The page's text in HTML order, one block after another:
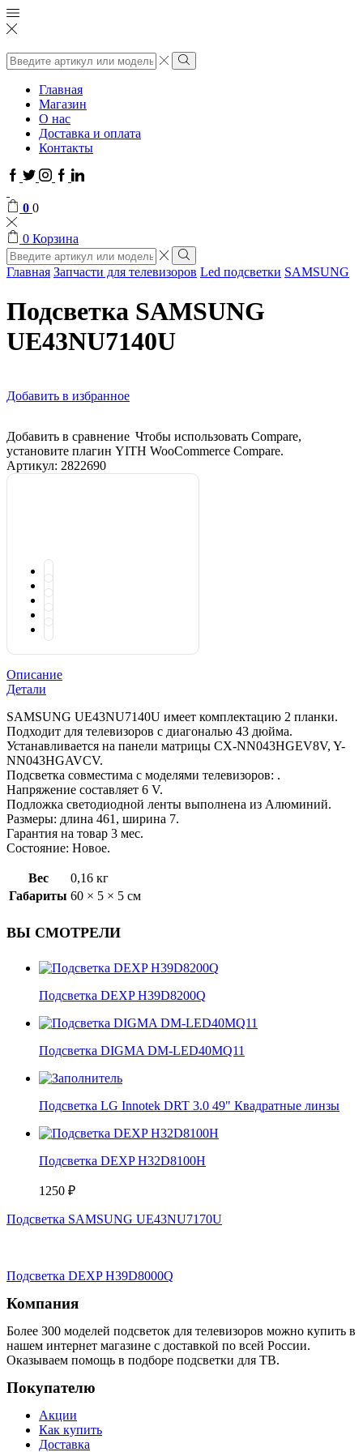
Поиск
ввода
Поиск
Главная
Магазин
О нас
Доставка и оплата
Контакты
Facebook
TwitterInstagram
GoogleLinkedin
0 0
0 Корзина
Поиск
ввода
Поиск
Главная Запчасти для телевизоров Led подсветки SAMSUNG
Подсветка SAMSUNG
UE43NU7140U
Добавить в избранное
Добавить в сравнение Чтобы использовать Compare,
установите плагин YITH WooCommerce Compare.
Артикул: 2822690
Описание
Детали
SAMSUNG UE43NU7140U имеет комплектацию 2 планки.
Подходит для телевизоров с диагональю 43 дюйма.
Устанавливается на панели матрицы CX-NN043HGEV8V, Y-
NN043HGAVCV.
Подсветка совместима с моделями телевизоров: .
Напряжение составляет 6 V.
Подложка светодиодной ленты выполнена из Алюминий.
Размеры: длина 461, ширина 7.
Гарантия на товар 3 мес.
Состояние: Новое.
Вес
0,16 кг
Габариты 60 × 5 × 5 см
ВЫ СМОТРЕЛИ
Подсветка DEXP H39D8200Q
Подсветка DIGMA DM-LED40MQ11
Подсветка LG Innotek DRT 3.0 49" Квадратные линзы
Подсветка DEXP H32D8100H
1250 ₽
Подсветка SAMSUNG UE43NU7170U
Подсветка DEXP H39D8000Q
Компания
Более 300 моделей подсветок для телевизоров можно купить в
нашем интернет магазине с доставкой по всей России.
Оказываем помощь в подборе подсветки для ТВ.
Покупателю
Акции
Как купить
Доставка